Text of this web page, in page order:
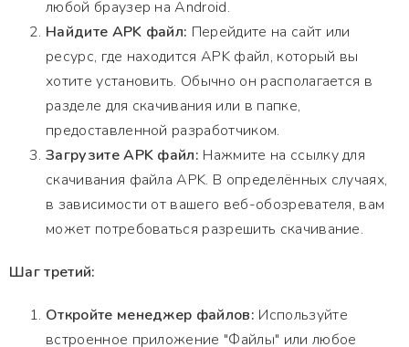
любой браузер на Android.
Найдите APK файл: Перейдите на сайт или
ресурс, где находится APK файл, который вы
хотите установить. Обычно он располагается в
разделе для скачивания или в папке,
предоставленной разработчиком.
Загрузите APK файл: Нажмите на ссылку для
скачивания файла APK. В определённых случаях,
в зависимости от вашего веб-обозревателя, вам
может потребоваться разрешить скачивание.
Шаг третий:
Откройте менеджер файлов: Используйте
встроенное приложение "Файлы" или любое